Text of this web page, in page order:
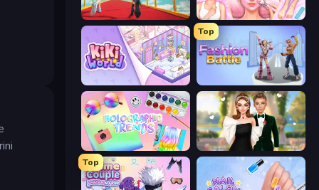
Shoe Race BFF Makeover - Spa & Dress Up
KiKi World
Top
Fashion Battle
Holographic Trends Valentine's Day Proposal
Top